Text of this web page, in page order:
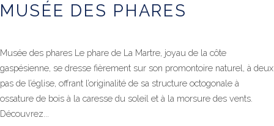
phares
MUSÉE DES PHARES
Musée des phares Le phare de La Martre, joyau de la côte
gaspésienne, se dresse fièrement sur son promontoire naturel, à deux
pas de l’église, offrant l’originalité de sa structure octogonale à
ossature de bois à la caresse du soleil et à la morsure des vents.
Découvrez...